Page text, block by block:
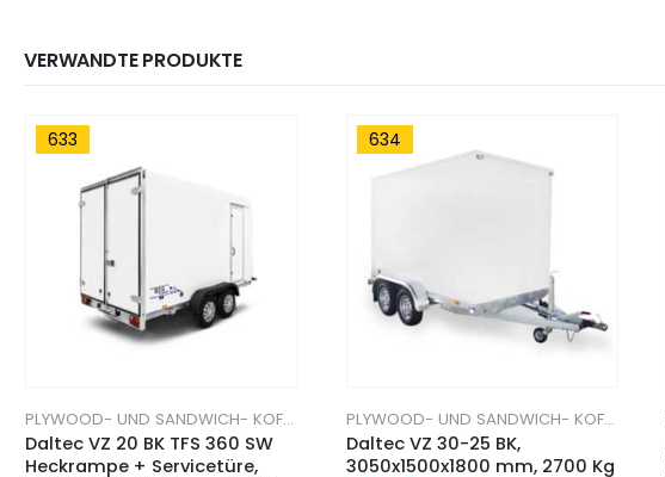
VERWANDTE PRODUKTE
633
PLYWOOD- UND SANDWICH- KOFFERANHÄNGER
Daltec VZ 20 BK TFS 360 SW
Heckrampe + Servicetüre,
634
PLYWOOD- UND SANDWICH- KOFFERANHÄNGER
Daltec VZ 30-25 BK,
3050x1500x1800 mm, 2700 Kg